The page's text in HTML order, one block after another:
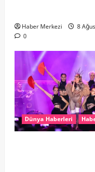
Haber Merkezi
8
0
Dünya Haberleri